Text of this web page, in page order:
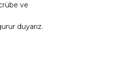
ve
duyarız.